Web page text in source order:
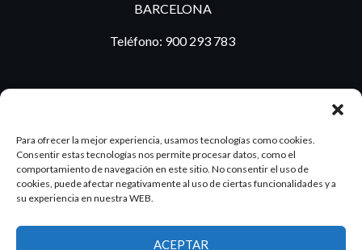
Para ofrecer la mejor experiencia, usamos tecnologías como cookies.
Consentir estas tecnologías nos permite procesar datos, como el
comportamiento de navegación en este sitio. No consentir el uso de
cookies, puede afectar negativamente al uso de ciertas funcionalidades y a
su experiencia en nuestra WEB.
ACEPTAR
BARCELONA
Teléfono: 900 293 783
ES PT